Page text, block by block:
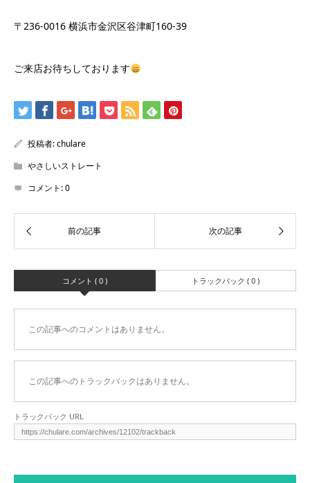
〒236-0016 横浜市金沢区谷津町160-39
ご来店お待ちしております
投稿者:chulare
やさしいストレート
コメント:0
コメント ( 0 ) トラックバック ( 0 )
この記事へのコメントはありません。
この記事へのトラックバックはありません。
トラックバック URL